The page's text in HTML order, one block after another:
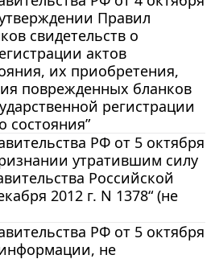
Правил
свидетельств о
актов
их приобретения,
поврежденных бланков
регистрации
состояния”
РФ от 5 октября
утратившим силу
Российской
2012 г. N 1378“ (не
РФ от 5 октября
не